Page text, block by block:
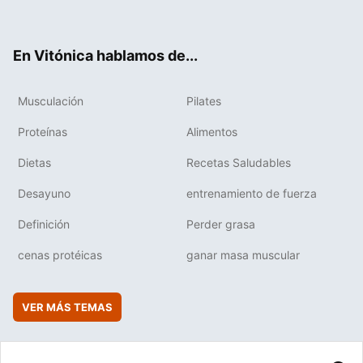
En Vitónica hablamos de...
Musculación Pilates
Proteínas Alimentos
Dietas Recetas Saludables
Desayuno entrenamiento de fuerza
Definición Perder grasa
cenas protéicas ganar masa muscular
VER MÁS TEMAS